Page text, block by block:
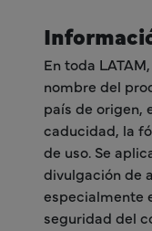
En toda
nombre del
país de origen,
caducidad, la
de uso. Se
divulgación de
especialmente
seguridad del